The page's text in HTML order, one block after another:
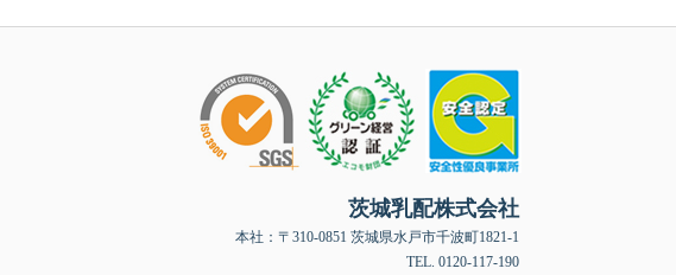
茨城乳配株式会社
本社：〒310-0851 茨城県水戸市千波町1821-1
TEL. 0120-117-190